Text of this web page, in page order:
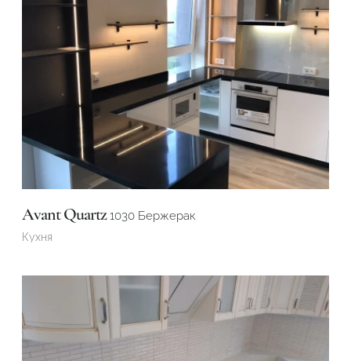
Avant Quartz1030 Бержерак
Кухня